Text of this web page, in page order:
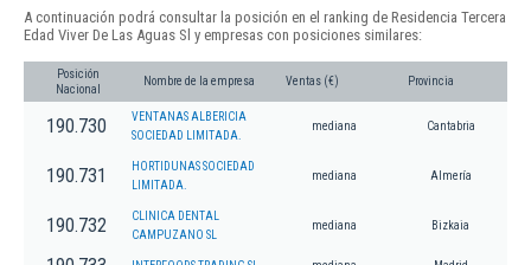
A continuación podrá consultar la posición en el ranking de Residencia Tercera
Edad Viver De Las Aguas Sl y empresas con posiciones similares:
Posición
Nacional
Nombre de la empresa Ventas (€) Provincia
190.730
VENTANAS ALBERICIA
SOCIEDAD LIMITADA.
mediana Cantabria
190.731
HORTIDUNAS SOCIEDAD
LIMITADA.
mediana Almería
190.732
CLINICA DENTAL
CAMPUZANO SL
mediana Bizkaia